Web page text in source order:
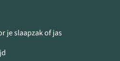
je slaapzak of jas